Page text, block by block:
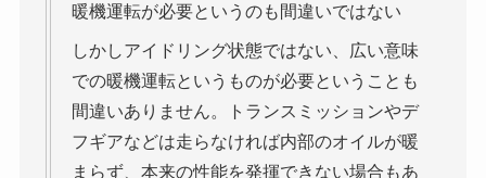
暖機運転が必要というのも間違いではない
しかしアイドリング状態ではない、広い意味
での暖機運転というものが必要ということも
間違いありません。トランスミッションやデ
フギアなどは走らなければ内部のオイルが暖
まらず、本来の性能を発揮できない場合もあ